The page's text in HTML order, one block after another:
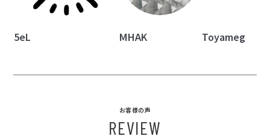
5eL MHAK Toyameg
お客様の声
REVIEW